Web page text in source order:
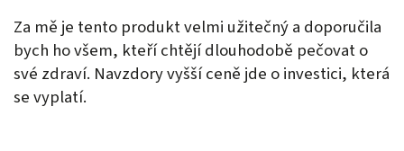
Za mě je tento produkt velmi užitečný a doporučila
bych ho všem, kteří chtějí dlouhodobě pečovat o
své zdraví. Navzdory vyšší ceně jde o investici, která
se vyplatí.